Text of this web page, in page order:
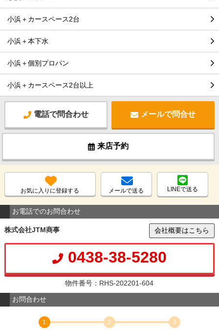
小浜＋カースペース2台
小浜＋本下水
小浜＋個別プロパン
小浜＋カースペース2台以上
電話で問合わせ メールで問合せ
来店予約
お気に入りに登録する メールで送る LINEで送る
お電話でのお問合わせ
株式会社JTM商事 会社概要はこちら
0438-38-5280
物件番号：RHS-202201-604
お問合わせ
1 2 3